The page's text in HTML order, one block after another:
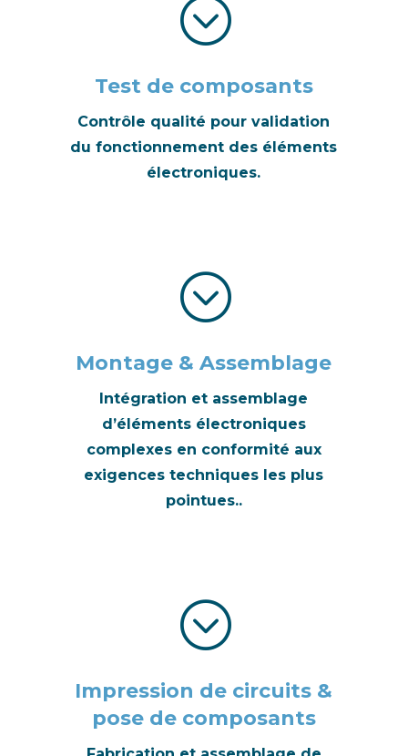
;
Test de composants
Contrôle qualité pour validation
du fonctionnement des éléments
électroniques.
;
Montage & Assemblage
Intégration et assemblage
d’éléments électroniques
complexes en conformité aux
exigences techniques les plus
pointues..
;
Impression de circuits &
pose de composants